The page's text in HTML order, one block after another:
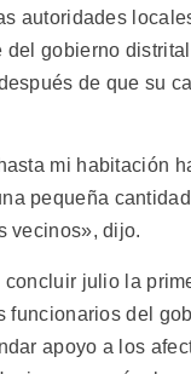
autoridades
del gobierno
de que su
mi habitación
pequeña
vecinos», dijo.
concluir julio la
funcionarios del
apoyo a los